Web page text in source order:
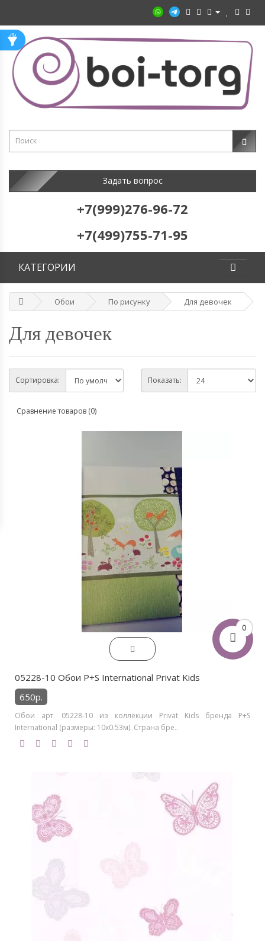
0
Задать вопрос
+7(999)276-96-72
+7(499)755-71-95
КАТЕГОРИИ
Обои По рисунку Для девочек
Для девочек
Сортировка: Показать:
Сравнение товаров (0)
05228-10 Обои P+S International Privat Kids
650р.
Обои арт. 05228-10 из коллекции Privat Kids бренда P+S
International (размеры: 10х0.53м). Страна бре..